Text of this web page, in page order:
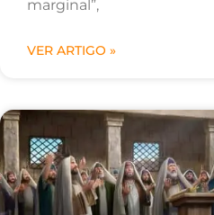
marginal”,
VER ARTIGO »